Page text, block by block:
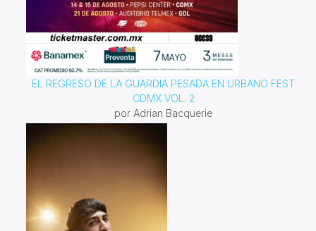
EL REGRESO DE LA GUARDIA PESADA EN URBANO FEST
CDMX VOL. 2
por Adrian Bacquerie